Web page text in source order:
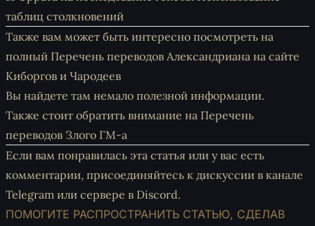
таблиц столкновений
Также вам может быть интересно посмотреть на
полный Перечень переводов Александриана на сайте
Киборгов и Чародеев
Вы найдете там немало полезной информации.
Также стоит обратить внимание на Перечень
переводов Злого ГМ-а
Если вам понравилась эта статья или у вас есть
комментарии, присоединяйтесь к дискуссии в канале
Telegram или сервере в Discord.
ПОМОГИТЕ РАСПРОСТРАНИТЬ СТАТЬЮ, СДЕЛАВ